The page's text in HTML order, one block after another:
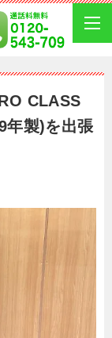
CLASS
年製)を出張